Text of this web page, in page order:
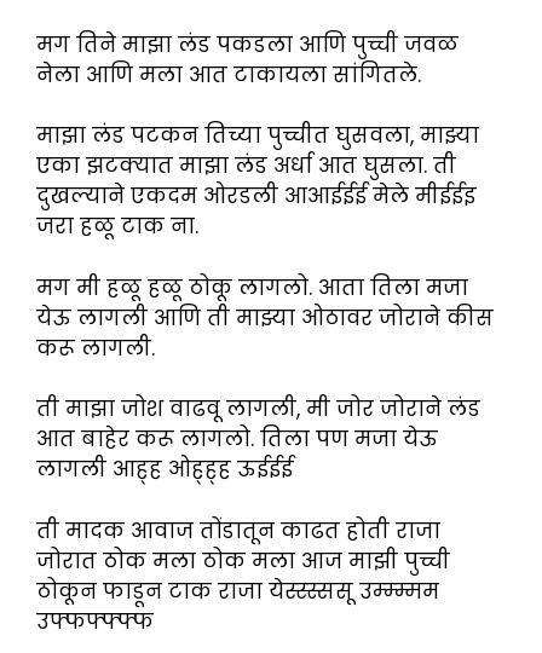
मग तिने माझा लंड पकडला आणि पुच्ची जवळ
नेला आणि मला आत टाकायला सांगितले.
माझा लंड पटकन तिच्या पुच्चीत घुसवला, माझ्या
एका झटक्यात माझा लंड अर्धा आत घुसला. ती
दुखल्याने एकदम ओरडली आआईईई मेले मीईईइ
जरा हळू टाक ना.
मग मी हळू हळू ठोकू लागलो. आता तिला मजा
येऊ लागली आणि ती माझ्या ओठावर जोराने कीस
करू लागली.
ती माझा जोश वाढवू लागली, मी जोर जोराने लंड
आत बाहेर करू लागलो. तिला पण मजा येऊ
लागली आह्ह ओह्ह्ह ऊईईई
ती मादक आवाज तोंडातून काढत होती राजा
जोरात ठोक मला ठोक मला आज माझी पुच्ची
ठोकून फाडून टाक राजा येस्स्स्ससू उम्म्म्मम
उफ्फफ्फ्फ्फ